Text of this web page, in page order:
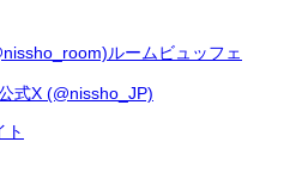
ルームビュッフェ
式X (@nissho_JP)
ト